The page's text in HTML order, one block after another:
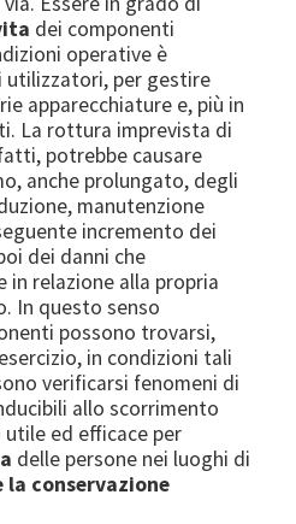
dei componenti
operative è
per gestire
apparecchiature e, più in
La rottura imprevista di
potrebbe causare
anche prolungato, degli
manutenzione
incremento dei
dei danni che
in relazione alla propria
In questo senso
possono trovarsi,
in condizioni tali
verificarsi fenomeni di
allo scorrimento
ed efficace per
delle persone nei luoghi di
conservazione